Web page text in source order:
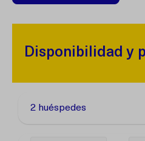
Disponibilidad y
2 huéspedes